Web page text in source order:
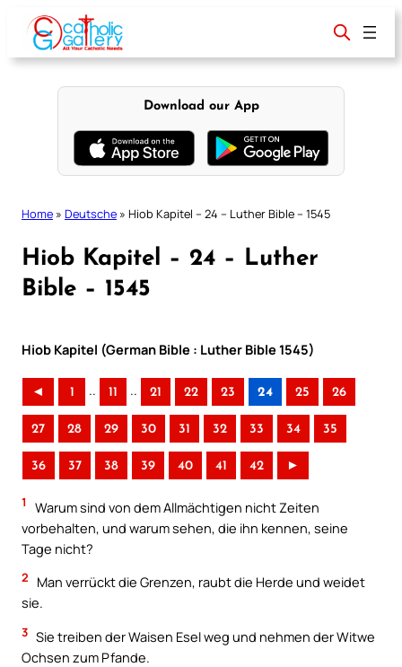
content
Download our App
Home » Deutsche » Hiob Kapitel – 24 – Luther Bible – 1545
Hiob Kapitel – 24 – Luther
Bible – 1545
Hiob Kapitel (German Bible : Luther Bible 1545)
◄ 1 .. 11 .. 21 22 23 24 25 26
27 28 29 30 31 32 33 34 35
36 37 38 39 40 41 42 ►
1
Warum sind von dem Allmächtigen nicht Zeiten
vorbehalten, und warum sehen, die ihn kennen, seine
Tage nicht?
2
Man verrückt die Grenzen, raubt die Herde und weidet
sie.
3 Sie treiben der Waisen Esel weg und nehmen der Witwe
Ochsen zum Pfande.